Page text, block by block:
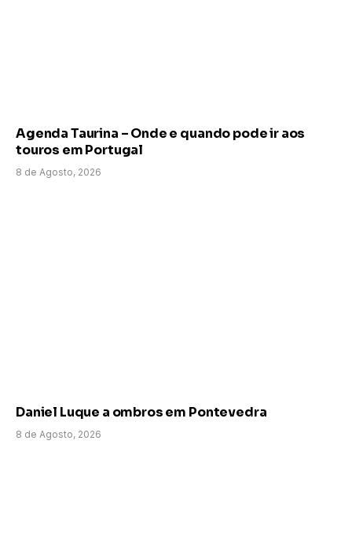
Agenda Taurina – Onde e quando pode ir aos
touros em Portugal
8 de Agosto, 2026
Daniel Luque a ombros em Pontevedra
8 de Agosto, 2026